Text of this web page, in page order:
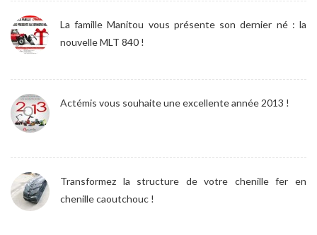
La famille Manitou vous présente son dernier né : la
nouvelle MLT 840 !
Actémis vous souhaite une excellente année 2013 !
Transformez la structure de votre chenille fer en
chenille caoutchouc !